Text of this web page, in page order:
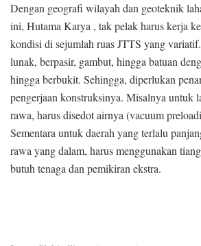
Dengan geografi wilayah dan geoteknik
ini, Hutama Karya , tak pelak harus kerja
kondisi di sejumlah ruas JTTS yang
lunak, berpasir, gambut, hingga batuan
hingga berbukit. Sehingga, diperlukan
pengerjaan konstruksinya. Misalnya untuk
rawa, harus disedot airnya (vacuum
Sementara untuk daerah yang terlalu
rawa yang dalam, harus menggunakan
butuh tenaga dan pemikiran ekstra.